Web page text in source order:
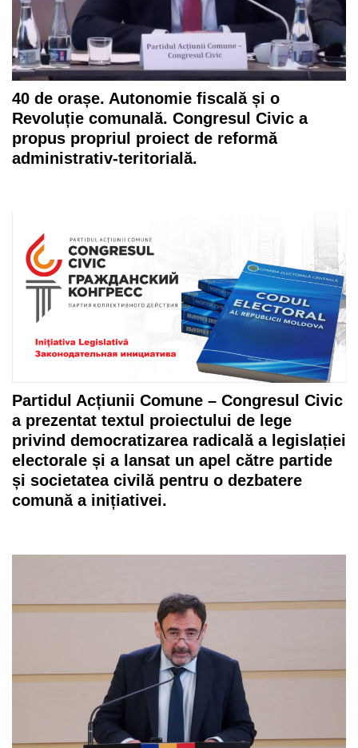
40 de orașe. Autonomie fiscală și o
Revoluție comunală. Congresul Civic a
propus propriul proiect de reformă
administrativ-teritorială.
Partidul Acțiunii Comune – Congresul Civic
a prezentat textul proiectului de lege
privind democratizarea radicală a legislației
electorale și a lansat un apel către partide
și societatea civilă pentru o dezbatere
comună a inițiativei.